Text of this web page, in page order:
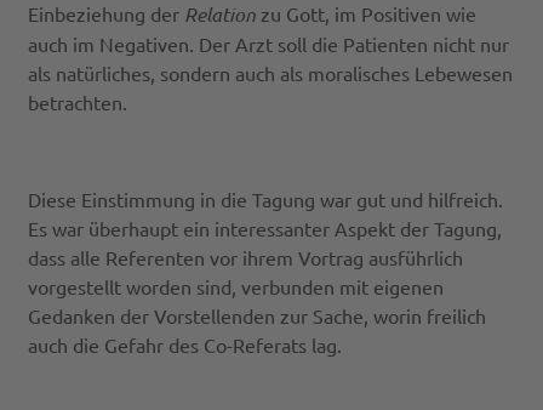
Einbeziehung der Relation zu Gott, im Positiven wie
auch im Negativen. Der Arzt soll die Patienten nicht nur
als natürliches, sondern auch als moralisches Lebewesen
betrachten.
Diese Einstimmung in die Tagung war gut und hilfreich.
Es war überhaupt ein interessanter Aspekt der Tagung,
dass alle Referenten vor ihrem Vortrag ausführlich
vorgestellt worden sind, verbunden mit eigenen
Gedanken der Vorstellenden zur Sache, worin freilich
auch die Gefahr des Co-Referats lag.